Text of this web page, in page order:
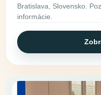
Bratislava, Slovensko.
informácie.